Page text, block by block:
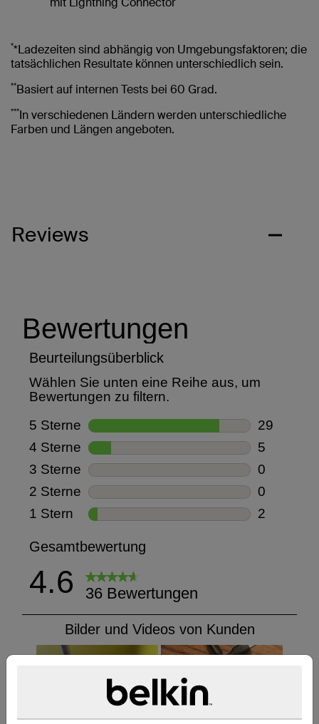
**Ladezeiten sind abhängig von Umgebungsfaktoren; die
tatsächlichen Resultate können unterschiedlich sein.
**Basiert auf internen Tests bei 60 Grad.
***In verschiedenen Ländern werden unterschiedliche
Farben und Längen angeboten.
Reviews